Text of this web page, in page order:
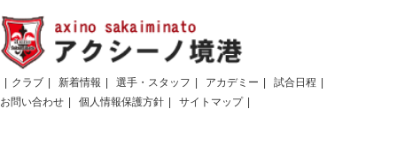
クラブ 新着情報 選手・スタッフ アカデミー
試合日程
お問い合わせ
個人情報保護方針 サイトマップ